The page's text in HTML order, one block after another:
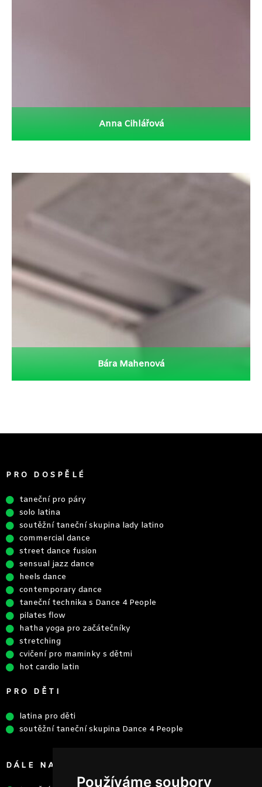
Používáme soubory
Anna Cihlářová
Bára Mahenová
Více
PRO DOSPĚLÉ
taneční pro páry
solo latina
soutěžní taneční skupina lady latino
commercial dance
street dance fusion
sensual jazz dance
heels dance
contemporary dance
taneční technika s Dance 4 People
pilates flow
hatha yoga pro začátečníky
stretching
cvičení pro maminky s dětmi
hot cardio latin
PRO DĚTI
latina pro děti
soutěžní taneční skupina Dance 4 People
DÁLE NABÍZÍME